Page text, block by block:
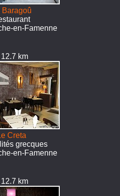
Baragoû
en-Famenne
km
Creta
grecques
en-Famenne
km